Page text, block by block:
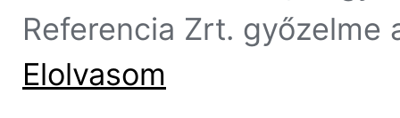
Referencia Zrt.
Elolvasom